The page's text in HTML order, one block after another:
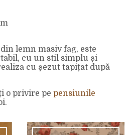
lemn masiv fag, este
cu un stil simplu și
cu șezut tapițat după
o privire pe pensiunile